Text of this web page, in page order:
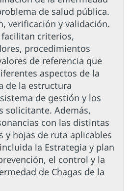
de salud pública.
verificación y validación.
criterios,
procedimientos
de referencia que
aspectos de la
de la estructura
de gestión y los
solicitante. Además,
con las distintas
y hojas de ruta aplicables
la Estrategia y plan
el control y la
de Chagas de la